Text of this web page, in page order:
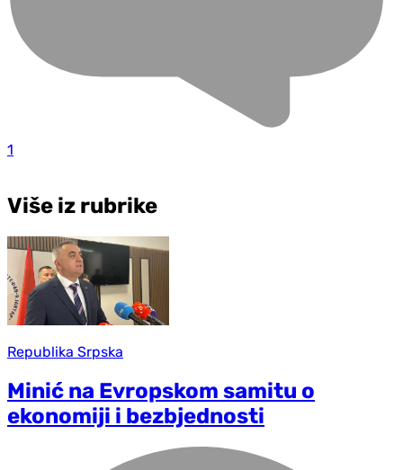
1
Više iz rubrike
Republika Srpska
Minić na Evropskom samitu o
ekonomiji i bezbjednosti